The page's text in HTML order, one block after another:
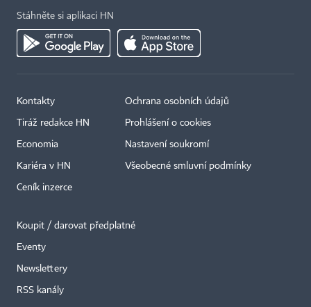
Stáhněte si aplikaci HN
Kontakty
Tiráž redakce HN
Economia
Kariéra v HN
Ceník inzerce
Ochrana osobních údajů
Prohlášení o cookies
Nastavení soukromí
Všeobecné smluvní podmínky
Koupit / darovat předplatné
Eventy
Newslettery
RSS kanály